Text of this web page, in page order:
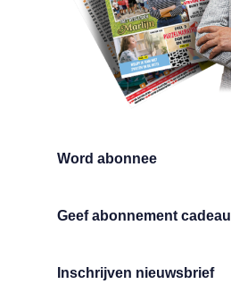
Word abonnee
Geef abonnement cadeau
Inschrijven nieuwsbrief